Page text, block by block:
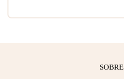
SOBRE